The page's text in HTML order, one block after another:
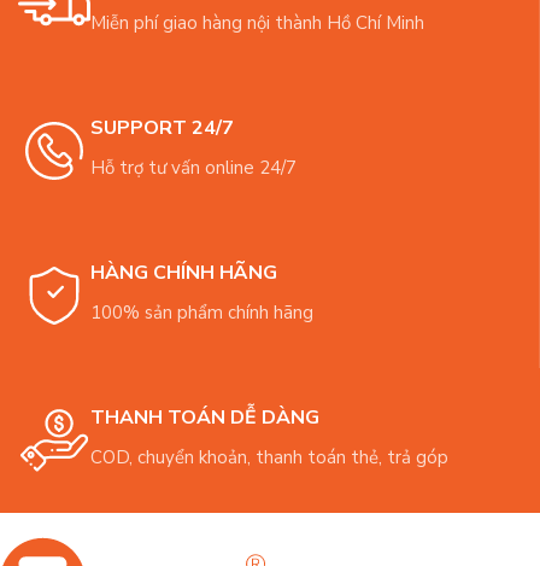
Miễn phí giao hàng nội thành Hồ Chí Minh
SUPPORT 24/7
Hỗ trợ tư vấn online 24/7
HÀNG CHÍNH HÃNG
100% sản phẩm chính hãng
THANH TOÁN DỄ DÀNG
COD, chuyển khoản, thanh toán thẻ, trả góp